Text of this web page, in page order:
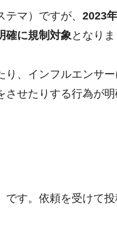
マ）ですが、 2023
確に規制対象 となりま
、インフルエンサ
せたりする行為が明
す。依頼を受けて